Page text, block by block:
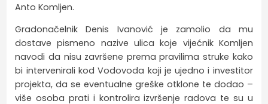
Anto Komljen.
Gradonačelnik Denis Ivanović je zamolio da mu
dostave pismeno nazive ulica koje vijećnik Komljen
navodi da nisu završene prema pravilima struke kako
bi intervenirali kod Vodovoda koji je ujedno i investitor
projekta, da se eventualne greške otklone te dodao –
više osoba prati i kontrolira izvršenje radova te su u